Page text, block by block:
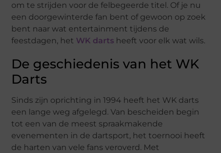
om te strijden voor de felbegeerde titel. Of je nu
een doorgewinterde fan bent of gewoon op zoek
bent naar wat entertainment tijdens de
feestdagen, het WK darts heeft voor elk wat wils.
De geschiedenis van het WK
Darts
Sinds zijn oprichting in 1994 heeft het WK darts
een lange weg afgelegd. Van bescheiden begin
tot een van de meest spraakmakende
evenementen in de dartsport, het toernooi heeft
de harten van vele fans veroverd. Met